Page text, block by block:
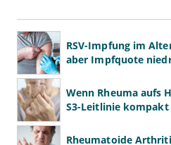
RSV-Impfung im
aber Impfquote
Wenn Rheuma aufs
S3-Leitlinie
Rheumatoide